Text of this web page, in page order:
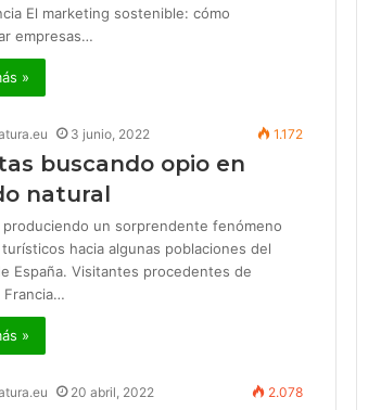
El marketing sostenible: cómo
empresas…
»
3 junio, 2022 1.172
buscando opio en
natural
produciendo un sorprendente fenómeno
hacia algunas poblaciones del
España. Visitantes procedentes de
Francia…
»
20 abril, 2022 2.078